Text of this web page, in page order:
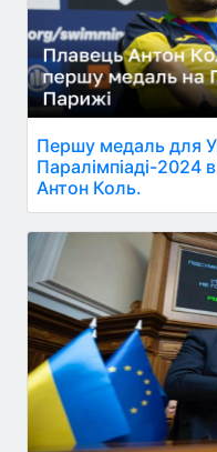
Першу медаль для
Паралімпіаді-2024
Антон Коль.